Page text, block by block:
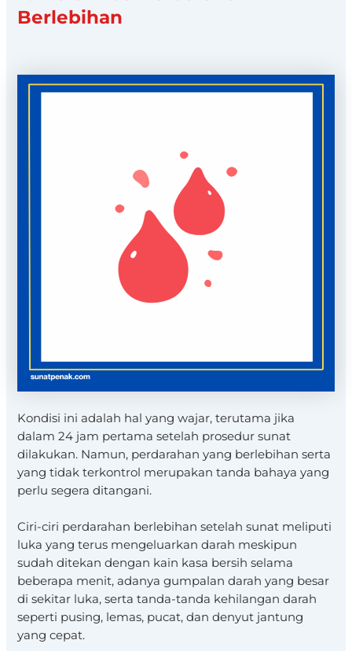
Berlebihan
Kondisi ini adalah hal yang wajar, terutama jika
dalam 24 jam pertama setelah prosedur sunat
dilakukan. Namun, perdarahan yang berlebihan serta
yang tidak terkontrol merupakan tanda bahaya yang
perlu segera ditangani.
Ciri-ciri perdarahan berlebihan setelah sunat meliputi
luka yang terus mengeluarkan darah meskipun
sudah ditekan dengan kain kasa bersih selama
beberapa menit, adanya gumpalan darah yang besar
di sekitar luka, serta tanda-tanda kehilangan darah
seperti pusing, lemas, pucat, dan denyut jantung
yang cepat.